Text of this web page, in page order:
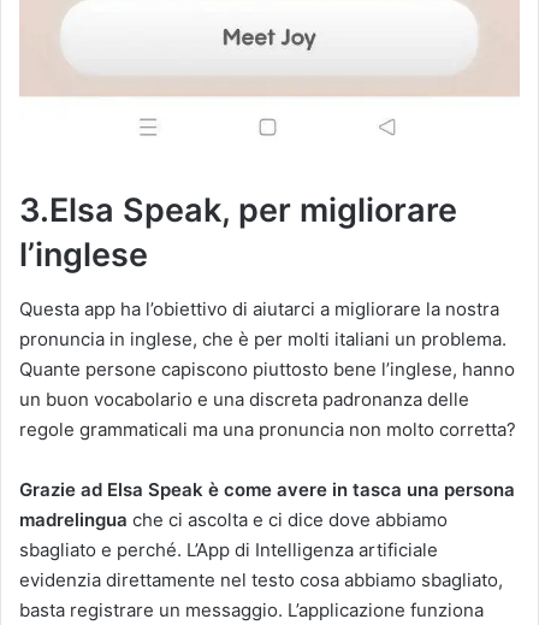
3.Elsa Speak, per migliorare
l’inglese
Questa app ha l’obiettivo di aiutarci a migliorare la nostra
pronuncia in inglese, che è per molti italiani un problema.
Quante persone capiscono piuttosto bene l’inglese, hanno
un buon vocabolario e una discreta padronanza delle
regole grammaticali ma una pronuncia non molto corretta?
Grazie ad Elsa Speak è come avere in tasca una persona
madrelingua che ci ascolta e ci dice dove abbiamo
sbagliato e perché. L’App di Intelligenza artificiale
evidenzia direttamente nel testo cosa abbiamo sbagliato,
basta registrare un messaggio. L’applicazione funziona